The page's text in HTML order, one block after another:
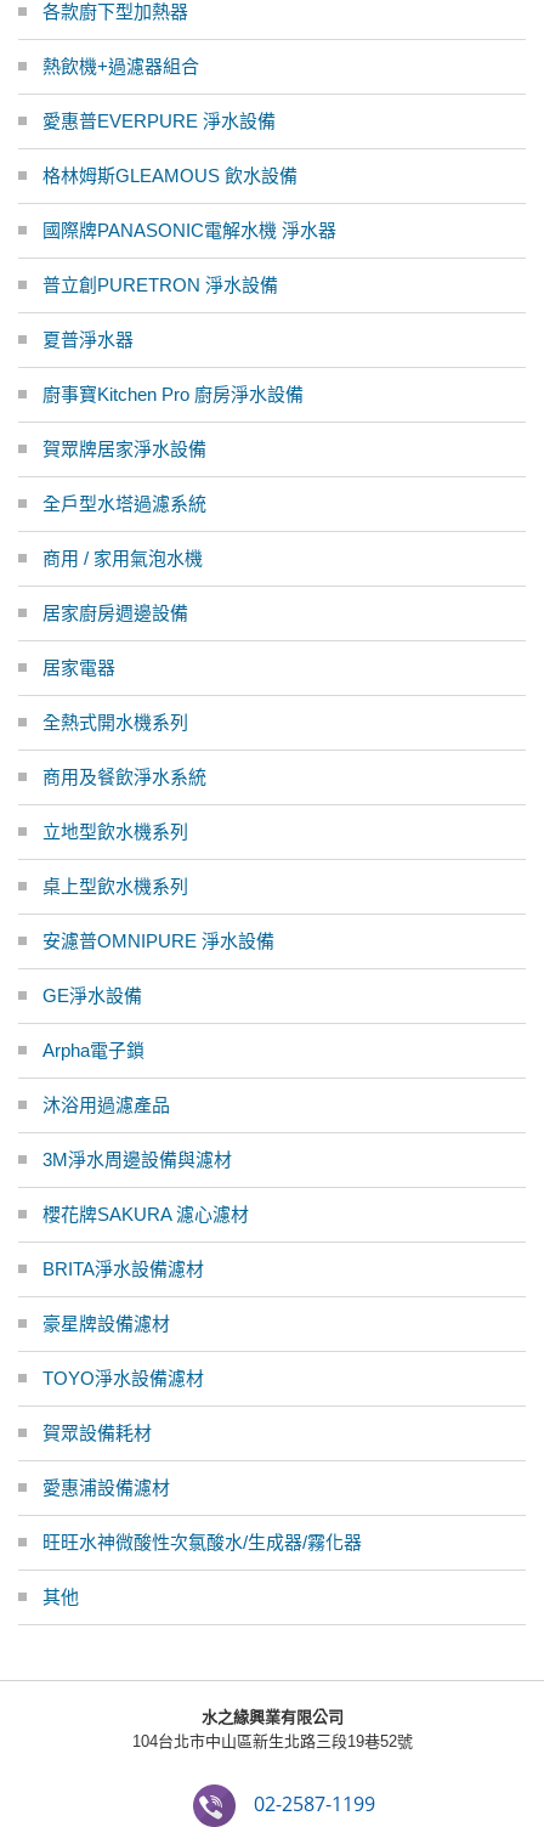
各款廚下型加熱器
熱飲機+過濾器組合
愛惠普EVERPURE 淨水設備
格林姆斯GLEAMOUS 飲水設備
國際牌PANASONIC電解水機 淨水器
普立創PURETRON 淨水設備
夏普淨水器
廚事寶Kitchen Pro 廚房淨水設備
賀眾牌居家淨水設備
全戶型水塔過濾系統
商用 / 家用氣泡水機
居家廚房週邊設備
居家電器
全熱式開水機系列
商用及餐飲淨水系統
立地型飲水機系列
桌上型飲水機系列
安濾普OMNIPURE 淨水設備
GE淨水設備
Arpha電子鎖
沐浴用過濾產品
3M淨水周邊設備與濾材
櫻花牌SAKURA 濾心濾材
BRITA淨水設備濾材
豪星牌設備濾材
TOYO淨水設備濾材
賀眾設備耗材
愛惠浦設備濾材
旺旺水神微酸性次氯酸水/生成器/霧化器
其他
水之緣興業有限公司
104台北市中山區新生北路三段19巷52號
02-2587-1199